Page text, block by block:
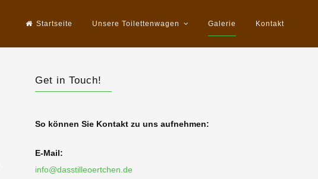
Startseite Unsere Toilettenwagen Galerie Kontakt
Get in Touch!
So können Sie Kontakt zu uns aufnehmen:
E-Mail:
info@dasstilleoertchen.de